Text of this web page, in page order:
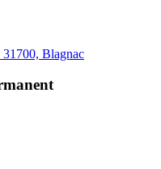
31700, Blagnac